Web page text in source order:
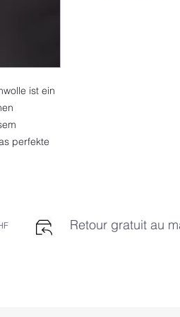
ist ein
perfekte
Retour gratuit au